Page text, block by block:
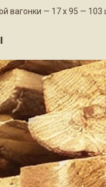
вагонки — 17 х 95 —